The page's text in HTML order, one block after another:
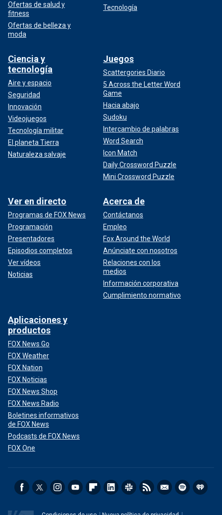
Ofertas de salud y
fitness
Ofertas de belleza y
moda
Tecnología
Ciencia y
tecnología
Aire y espacio
Seguridad
Innovación
Videojuegos
Tecnología militar
El planeta Tierra
Naturaleza salvaje
Juegos
Scattergories Diario
5 Across the Letter Word
Game
Hacia abajo
Sudoku
Intercambio de palabras
Word Search
Icon Match
Daily Crossword Puzzle
Mini Crossword Puzzle
Ver en directo
Programas de FOX News
Programación
Presentadores
Episodios completos
Ver vídeos
Noticias
Acerca de
Contáctanos
Empleo
Fox Around the World
Anúnciate con nosotros
Relaciones con los
medios
Información corporativa
Cumplimiento normativo
Aplicaciones y
productos
FOX News Go
FOX Weather
FOX Nation
FOX Noticias
FOX News Shop
FOX News Radio
Boletines informativos
de FOX News
Podcasts de FOX News
FOX One